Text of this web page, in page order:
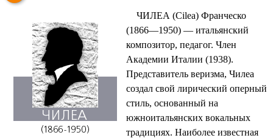
ЧИЛЕА (Cilea) Франческо
(1866—1950) — итальянский
композитор, педагог. Член
Академии Италии (1938).
Представитель веризма, Чилеа
создал свой лирический оперный
стиль, основанный на
южноитальянских вокальных
традициях. Наиболее известная